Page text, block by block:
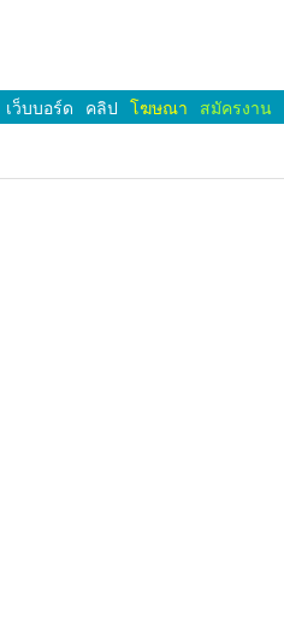
เว็บบอร์ด คลิป โฆษณา สมัครงาน